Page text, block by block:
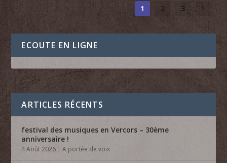
1 2 3
ECOUTE EN LIGNE
ARTICLES RÉCENTS
festival des musiques en Vercors – 30ème
anniversaire !
4 Août 2026 |A portée de voix